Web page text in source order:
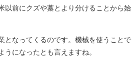
以前にクズや藁とより分けることから始
となってくるのです。機械を使うことで
うになったとも言えますね。